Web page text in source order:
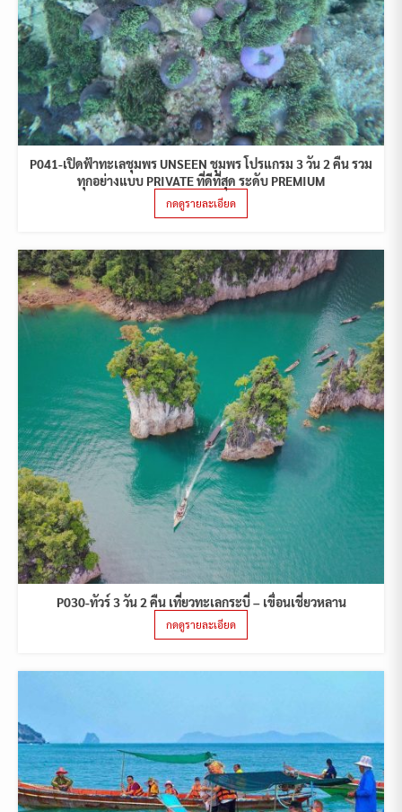
P041-เปิดฟ้าทะเลชุมพร UNSEEN ชุมพร โปรแกรม 3 วัน 2 คืน รวม
ทุกอย่างแบบ PRIVATE ที่ดีที่สุด ระดับ PREMIUM
กดดูรายละเอียด
P030-ทัวร์ 3 วัน 2 คืน เที่ยวทะเลกระบี่ – เขื่อนเชี่ยวหลาน
กดดูรายละเอียด